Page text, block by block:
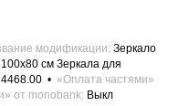
модификации Зеркало
см Зеркала для
4468.00
«Оплата частями»
от monobank Выкл